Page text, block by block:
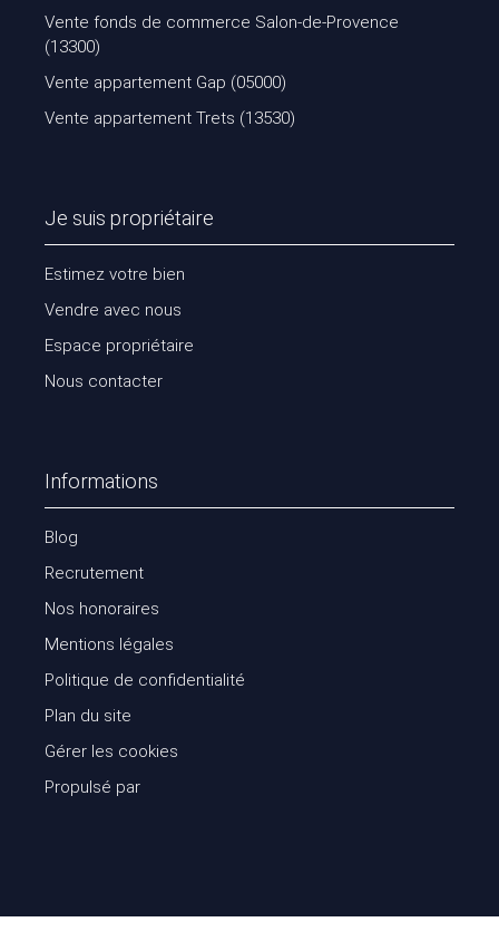
Vente fonds de commerce Salon-de-Provence
(13300)
Vente appartement Gap (05000)
Vente appartement Trets (13530)
Je suis propriétaire
Estimez votre bien
Vendre avec nous
Espace propriétaire
Nous contacter
Informations
Blog
Recrutement
Nos honoraires
Mentions légales
Politique de confidentialité
Plan du site
Gérer les cookies
Propulsé par